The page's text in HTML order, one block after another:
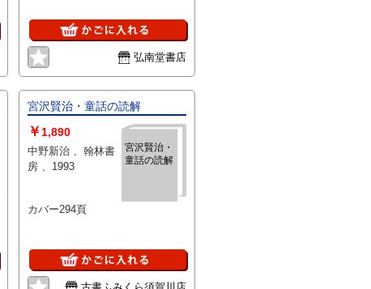
弘南堂書店
宮沢賢治・童話の読解
宮沢賢治・
童話の読解
￥1,890
中野新治 、翰林書
房 、1993
カバー294頁